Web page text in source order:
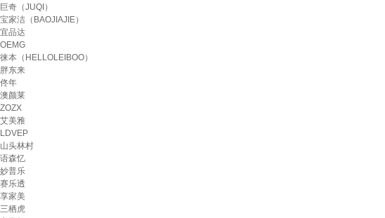
巨奇（JUQI）
宝家洁（BAOJIAJIE）
宜品达
OEMG
徕本（HELLOLEIBOO）
胖东来
佟年
澳颜莱
ZOZX
艾美雅
LDVEP
山头林村
语森忆
妙普乐
赛乐透
享家美
三栖虎